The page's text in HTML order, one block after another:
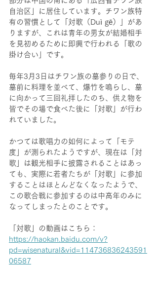
自治区」に居住しています。チワン族特
有の習慣として「対歌（Duì gē）」があ
りますが、これは青年の男女が結婚相手
を見初めるために即興で行われる「歌の
掛け合い」です。
毎年3月3日はチワン族の墓参りの日で、
墓前に料理を並べて、爆竹を鳴らし、墓
に向かって三回礼拝したのち、供え物を
皆でその場で食べた後に「対歌」が行わ
れていました。
かつては歌唱力の如何によって「モテ
度」が測られたようですが、現在は「対
歌」は観光相手に披露されることはあっ
ても、実際に若者たちが「対歌」に参加
することはほとんどなくなったようで、
この歌合戦に参加するのは中高年のみに
なってしまったとのことです。
「対歌」の動画はこちら：
https://haokan.baidu.com/v?
pd=wisenatural&vid=114736836243591
06587